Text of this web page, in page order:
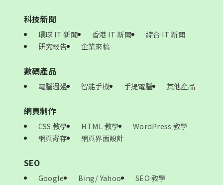
科技新聞
環球 IT 新聞 香港 IT 新聞
綜合 IT 新聞
研究報告
企業來稿
數碼產品
電腦週邊 智能手機 手提電腦 其他產品
網頁制作
CSS 教學 HTML 教學
WordPress 教學
網頁寄存
網頁界面設計
SEO
Google Bing/ Yahoo SEO 教學